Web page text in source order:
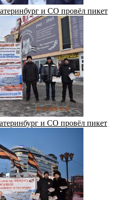
и СО провёл пикет
и СО провёл пикет